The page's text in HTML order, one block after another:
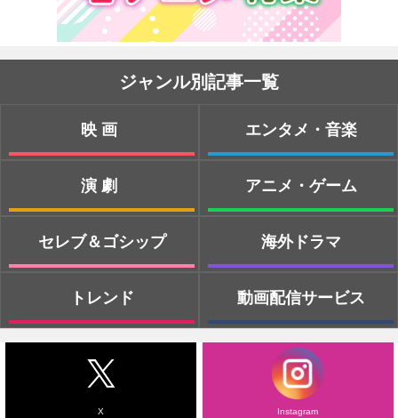
ジャンル別記事一覧
映画
演劇
セレブ＆ゴシップ
トレンド
エンタメ・音楽
アニメ・ゲーム
海外ドラマ
動画配信サービス
X Instagram